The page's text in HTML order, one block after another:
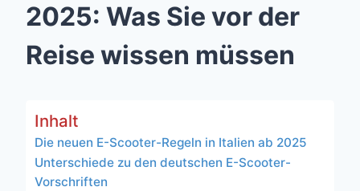
2025: Was Sie vor der
Reise wissen müssen
Inhalt
Die neuen E-Scooter-Regeln in Italien ab 2025
Unterschiede zu den deutschen E-Scooter-
Vorschriften